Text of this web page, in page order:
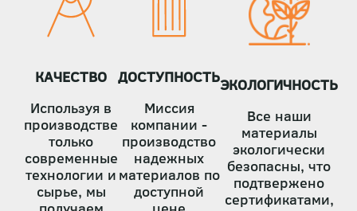
КАЧЕСТВО
Используя в
производстве
только
современные
технологии и
сырье, мы
ДОСТУПНОСТЬ
Миссия
компании -
производство
надежных
материалов по
доступной
ЭКОЛОГИЧНОСТЬ
Все наши
материалы
экологически
безопасны, что
подтвержено
сертификатами,